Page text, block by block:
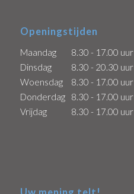
Openingstijden
Maandag
8.30 - 17.00 uur
Dinsdag
8.30 - 20.30 uur
Woensdag
8.30 - 17.00 uur
Donderdag
8.30 - 17.00 uur
Vrijdag
8.30 - 17.00 uur